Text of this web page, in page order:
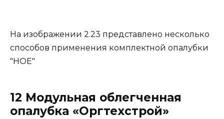
На изображении 2.23 представлено несколько
способов применения комплектной опалубки
"НОЕ"
12 Модульная облегченная
опалубка «Оргтехстрой»